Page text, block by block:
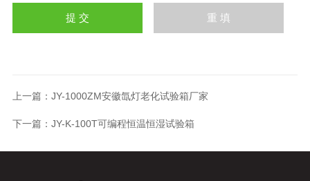
上一篇： JY-1000ZM安徽氙灯老化试验箱厂家
下一篇： JY-K-100T可编程恒温恒湿试验箱